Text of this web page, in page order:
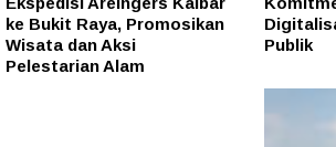
ke Bukit Raya, Promosikan
Wisata dan Aksi
Pelestarian Alam
Publik